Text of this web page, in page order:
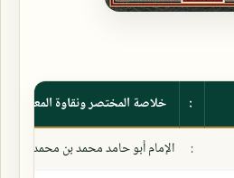
:
خلاصة المختصر ونقاوة المعتصر
:
الإمام أبو حامد محمد بن محمد بن